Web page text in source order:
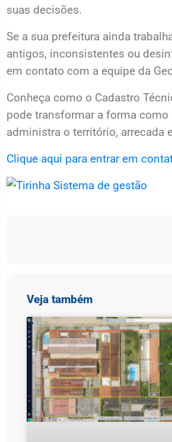
suas decisões.
Se a sua prefeitura ainda
antigos, inconsistentes ou
em contato com a equipe da
Conheça como o Cadastro
pode transformar a forma
administra o território, arrecada
Clique aqui para entrar em
Veja também